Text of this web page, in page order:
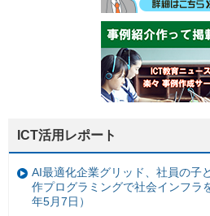
ICT活用レポート
AI最適化企業グリッド、社員の子
作プログラミングで社会インフラ
年5月7日）